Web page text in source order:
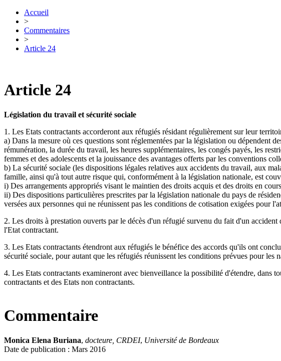
Accueil
>
Commentaires
>
Article 24
Article 24
Législation du travail et sécurité sociale
1. Les Etats contractants accorderont aux réfugiés résidant régulièrement sur leur
a) Dans la mesure où ces questions sont réglementées par la législation ou dépendent
rémunération, la durée du travail, les heures supplémentaires, les congés payés, les
femmes et des adolescents et la jouissance des avantages offerts par les conventions
b) La sécurité sociale (les dispositions légales relatives aux accidents du travail, aux
famille, ainsi qu'à tout autre risque qui, conformément à la législation nationale, est
i) Des arrangements appropriés visant le maintien des droits acquis et des droits en
ii) Des dispositions particulières prescrites par la législation nationale du pays de
versées aux personnes qui ne réunissent pas les conditions de cotisation exigées pour
2. Les droits à prestation ouverts par le décès d'un réfugié survenu du fait d'un
l'Etat contractant.
3. Les Etats contractants étendront aux réfugiés le bénéfice des accords qu'ils ont
sécurité sociale, pour autant que les réfugiés réunissent les conditions prévues pour les
4. Les Etats contractants examineront avec bienveillance la possibilité d'étendre, dans
contractants et des Etats non contractants.
Commentaire
Monica Elena Buriana, docteure, CRDEI, Université de Bordeaux
Date de publication : Mars 2016